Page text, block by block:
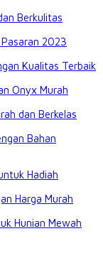
Berkulitas
2023
Kualitas Terbaik
Onyx Murah
dan Berkelas
Bahan
Hadiah
Harga Murah
Hunian Mewah